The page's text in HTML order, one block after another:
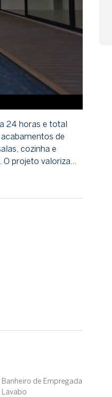
24 horas e total
de
cozinha e
O projeto valoriza…
Banheiro de Empregada
Lavabo